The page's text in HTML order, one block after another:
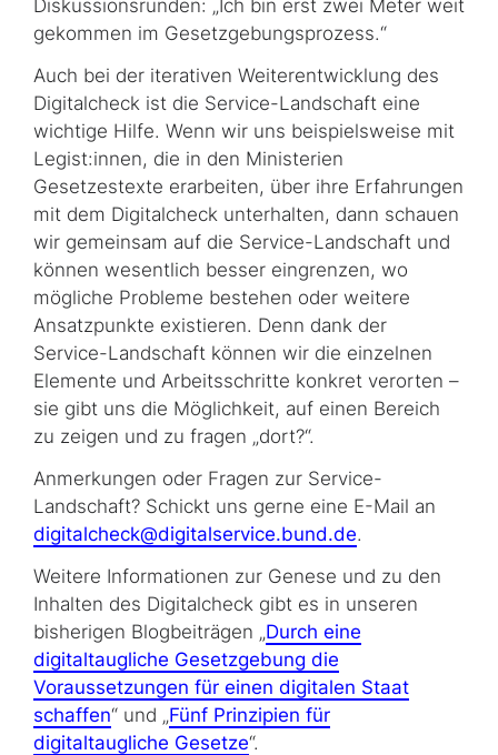
Diskussionsrunden: „Ich bin erst zwei Meter weit
gekommen im Gesetzgebungsprozess.“
Auch bei der iterativen Weiterentwicklung des
Digitalcheck ist die Service-Landschaft eine
wichtige Hilfe. Wenn wir uns beispielsweise mit
Legist:innen, die in den Ministerien
Gesetzestexte erarbeiten, über ihre Erfahrungen
mit dem Digitalcheck unterhalten, dann schauen
wir gemeinsam auf die Service-Landschaft und
können wesentlich besser eingrenzen, wo
mögliche Probleme bestehen oder weitere
Ansatzpunkte existieren. Denn dank der
Service-Landschaft können wir die einzelnen
Elemente und Arbeitsschritte konkret verorten –
sie gibt uns die Möglichkeit, auf einen Bereich
zu zeigen und zu fragen „dort?“.
Anmerkungen oder Fragen zur Service-
Landschaft? Schickt uns gerne eine E-Mail an
digitalcheck@digitalservice.bund.de.
Weitere Informationen zur Genese und zu den
Inhalten des Digitalcheck gibt es in unseren
bisherigen Blogbeiträgen „Durch eine
digitaltaugliche Gesetzgebung die
Voraussetzungen für einen digitalen Staat
schaffen“ und „Fünf Prinzipien für
digitaltaugliche Gesetze“.